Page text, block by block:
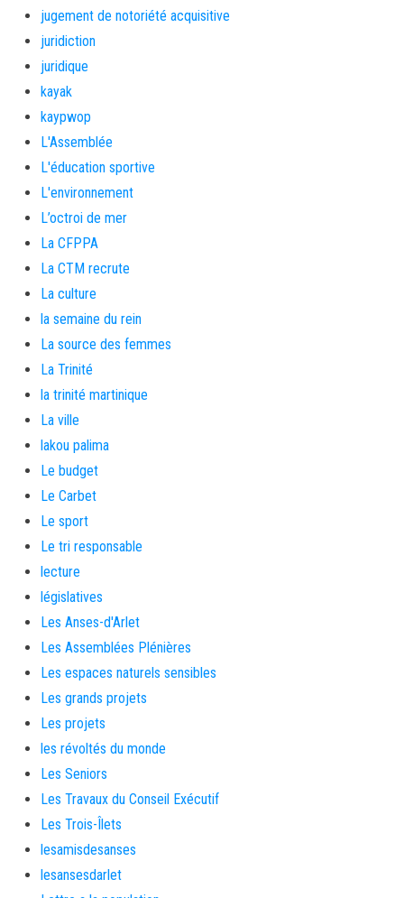
jugement de notoriété acquisitive
juridiction
juridique
kayak
kaypwop
L'Assemblée
L'éducation sportive
L'environnement
L’octroi de mer
La CFPPA
La CTM recrute
La culture
la semaine du rein
La source des femmes
La Trinité
la trinité martinique
La ville
lakou palima
Le budget
Le Carbet
Le sport
Le tri responsable
lecture
législatives
Les Anses-d'Arlet
Les Assemblées Plénières
Les espaces naturels sensibles
Les grands projets
Les projets
les révoltés du monde
Les Seniors
Les Travaux du Conseil Exécutif
Les Trois-Îlets
lesamisdesanses
lesansesdarlet